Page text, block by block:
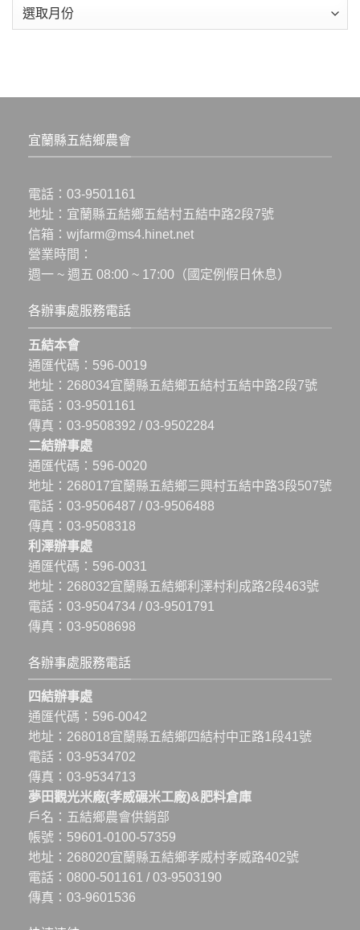
宜蘭縣五結鄉農會
電話： 03-9501161
地址： 宜蘭縣五結鄉五結村五結中路2段7號
信箱： wjfarm@ms4.hinet.net
營業時間：
週一 ~ 週五 08:00 ~ 17:00（國定例假日休息）
各辦事處服務電話
五結本會
通匯代碼：596-0019
地址： 268034宜蘭縣五結鄉五結村五結中路2段7號
電話： 03-9501161
傳真：03-9508392 / 03-9502284
二結辦事處
通匯代碼：596-0020
地址： 268017宜蘭縣五結鄉三興村五結中路3段507號
電話： 03-9506487 /03-9506488
傳真：03-9508318
利澤辦事處
通匯代碼：596-0031
地址： 268032宜蘭縣五結鄉利澤村利成路2段463號
電話： 03-9504734 /03-9501791
傳真：03-9508698
各辦事處服務電話
四結辦事處
通匯代碼：596-0042
地址： 268018宜蘭縣五結鄉四結村中正路1段41號
電話： 03-9534702
傳真：03-9534713
夢田觀光米廠(孝威碾米工廠)&肥料倉庫
戶名：五結鄉農會供銷部
帳號：59601-0100-57359
地址： 268020宜蘭縣五結鄉孝威村孝威路402號
電話： 0800-501161 /03-9503190
傳真：03-9601536